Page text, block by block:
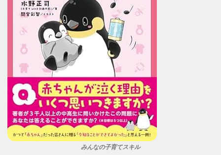
みんなの子育てスキル